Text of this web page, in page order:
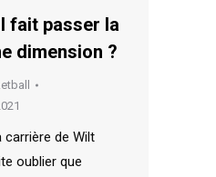
fait passer la
dimension ?
carrière de Wilt
oublier que